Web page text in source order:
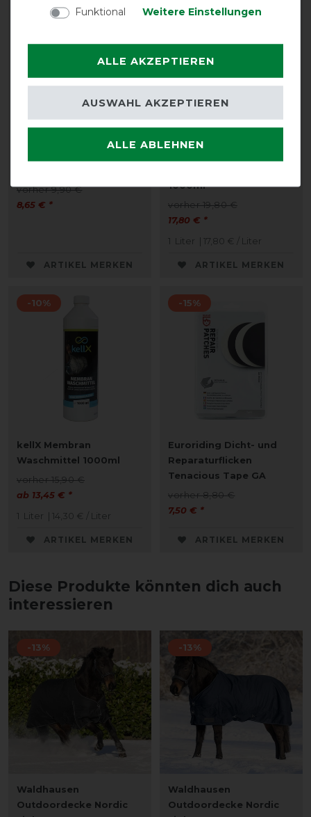
vorher 9,90 €
8,65 € *
ARTIKEL MERKEN
Bestseller
-10%
1000ml
vorher 19,80 €
17,80 € *
1 Liter | 17,80 € / Liter
ARTIKEL MERKEN
-10%
kellX Membran
Waschmittel 1000ml
vorher 15,90 €
ab 13,45 € *
1 Liter | 14,30 € / Liter
ARTIKEL MERKEN
-15%
Euroriding Dicht- und
Reparaturflicken
Tenacious Tape GA
vorher 8,80 €
7,50 € *
ARTIKEL MERKEN
Diese Produkte könnten dich auch
interessieren
-13%
Waldhausen
Outdoordecke Nordic
-13%
Waldhausen
Outdoordecke Nordic
Funktional
Weitere Einstellungen
ALLE AKZEPTIEREN
ALLE ABLEHNEN
AUSWAHL AKZEPTIEREN